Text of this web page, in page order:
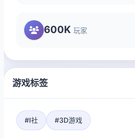
600K 玩家
游戏标签
#I社 #3D游戏